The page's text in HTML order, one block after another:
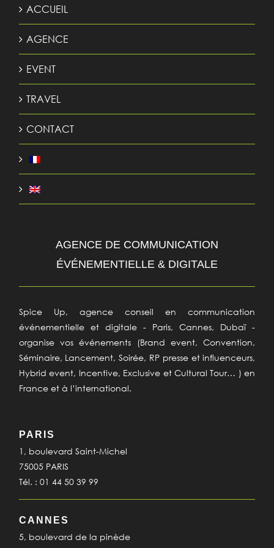
ACCUEIL
AGENCE
EVENT
TRAVEL
CONTACT
AGENCE DE COMMUNICATION
ÉVÉNEMENTIELLE & DIGITALE
Spice Up, agence conseil en communication
événementielle et digitale - Paris, Cannes, Dubaï -
organise vos événements (Brand event, Convention,
Séminaire, Lancement, Soirée, RP presse et influenceurs,
Hybrid event, Incentive, Exclusive et Cultural Tour… ) en
France et à l’international.
PARIS
1, boulevard Saint-Michel
75005 PARIS
Tél. : 01 44 50 39 99
CANNES
5, boulevard de la pinède